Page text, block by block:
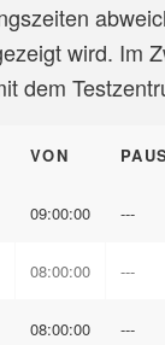
wird. Im
dem
VON
09:00:00 ---
08:00:00 ---
08:00:00 ---